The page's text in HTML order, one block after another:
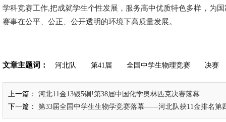
学科竞赛工作,把成就学生个性发展，服务高中优质特色多样，为
赛事在公平、公正、公开透明的环境下高质量发展。
文章主题词： 河北队 第41届 全国中学生物理竞赛 决赛
上一篇：
河北11金13银5铜!第38届中国化学奥林匹克决赛落幕
下一篇：
第33届全国中学生生物学竞赛落幕——河北队获11金排名第